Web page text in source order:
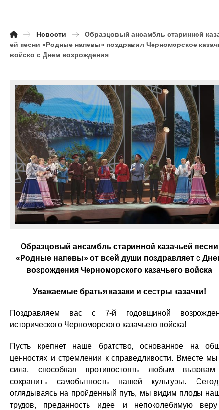
Новости
Образцовый ансамбль старинной
ей песни «Родные напевы» поздравил Черноморское
войско с Днем возрождения
Образцовый ансамбль старинной казачьей песни
«Родные напевы» от всей души поздравляет с
возрождения Черноморского казачьего войска
Уважаемые братья казаки и сестры казачки!
Поздравляем вас с 7-й годовщиной
исторического Черноморского казачьего войска!
Пусть крепнет наше братство, основанное на
ценностях и стремлении к справедливости. Вместе
сила, способная противостоять любым
сохранить самобытность нашей культуры.
оглядываясь на пройденный путь, мы видим плоды
трудов, преданность идее и непоколебимую